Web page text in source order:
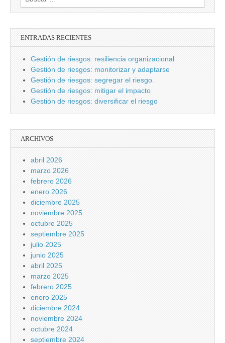
ENTRADAS RECIENTES
Gestión de riesgos: resiliencia organizacional
Gestión de riesgos: monitorizar y adaptarse
Gestión de riesgos: segregar el riesgo.
Gestión de riesgos: mitigar el impacto
Gestión de riesgos: diversificar el riesgo
ARCHIVOS
abril 2026
marzo 2026
febrero 2026
enero 2026
diciembre 2025
noviembre 2025
octubre 2025
septiembre 2025
julio 2025
junio 2025
abril 2025
marzo 2025
febrero 2025
enero 2025
diciembre 2024
noviembre 2024
octubre 2024
septiembre 2024